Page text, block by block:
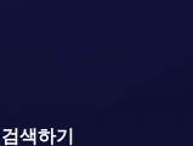
색하기